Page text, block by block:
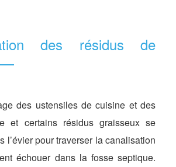
des résidus de
des ustensiles de cuisine et des
et certains résidus graisseux se
l’évier pour traverser la canalisation
échouer dans la fosse septique.